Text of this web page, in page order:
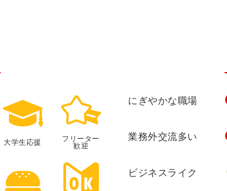
大学生応援
フリーター
歓迎
にぎやかな職場
業務外交流多い
ビジネスライク